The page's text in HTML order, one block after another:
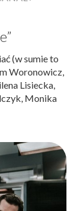
(w sumie to
Woronowicz,
Lisiecka,
Monika